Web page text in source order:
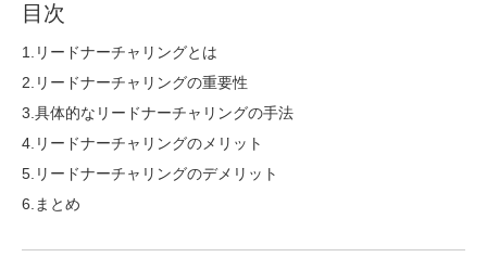
目次
1.リードナーチャリングとは
2.リードナーチャリングの重要性
3.具体的なリードナーチャリングの手法
4.リードナーチャリングのメリット
5.リードナーチャリングのデメリット
6.まとめ